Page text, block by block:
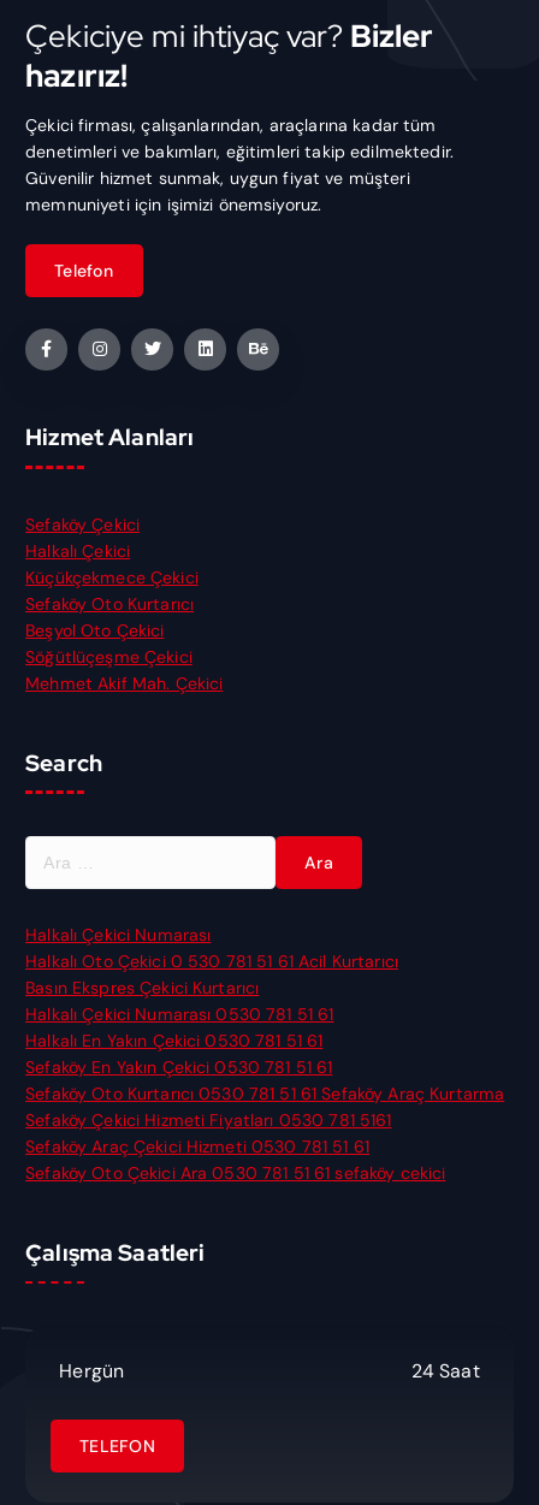
Çekiciye mi ihtiyaç var? Bizler
hazırız!
Çekici firması, çalışanlarından, araçlarına kadar tüm
denetimleri ve bakımları, eğitimleri takip edilmektedir.
Güvenilir hizmet sunmak, uygun fiyat ve müşteri
memnuniyeti için işimizi önemsiyoruz.
Hizmet Alanları
Sefaköy Çekici
Halkalı Çekici
Küçükçekmece Çekici
Sefaköy Oto Kurtarıcı
Beşyol Oto Çekici
Söğütlüçeşme Çekici
Mehmet Akif Mah. Çekici
Search
m
a
:
Halkalı Çekici Numarası
Halkalı Oto Çekici 0 530 781 51 61 Acil Kurtarıcı
Basın Ekspres Çekici Kurtarıcı
Halkalı Çekici Numarası 0530 781 51 61
Halkalı En Yakın Çekici 0530 781 51 61
Sefaköy En Yakın Çekici 0530 781 51 61
Sefaköy Oto Kurtarıcı 0530 781 51 61 Sefaköy Araç Kurtarma
Sefaköy Çekici Hizmeti Fiyatları 0530 781 5161
Sefaköy Araç Çekici Hizmeti 0530 781 51 61
Sefaköy Oto Çekici Ara 0530 781 51 61 sefaköy cekici
Çalışma Saatleri
Hergün 24 Saat